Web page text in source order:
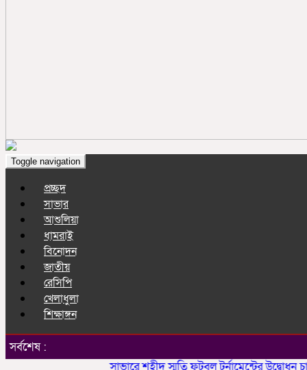
Toggle navigation
প্রচ্ছদ
সাভার
আশুলিয়া
ধামরাই
বিনোদন
জাতীয়
রেসিপি
খেলাধুলা
শিক্ষাঙ্গন
সর্বশেষ :